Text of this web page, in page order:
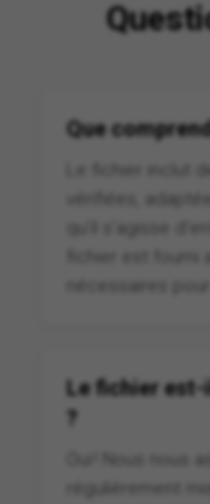
Que
Le fichier inclut
vérifiées,
qu'il s'agisse
nécessaires
Le fichier
?
régulièrement